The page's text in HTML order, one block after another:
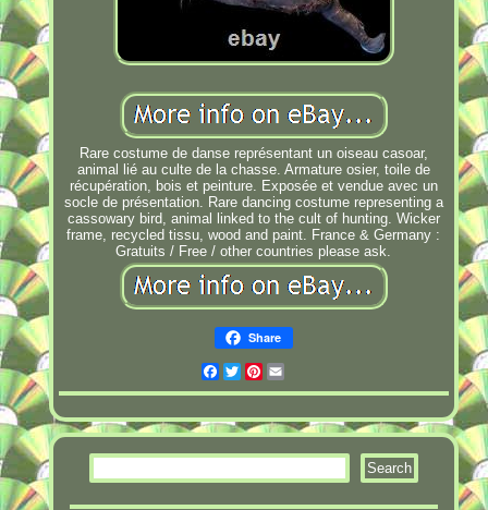
Rare costume de danse représentant un oiseau casoar,
animal lié au culte de la chasse. Armature osier, toile de
récupération, bois et peinture. Exposée et vendue avec un
socle de présentation. Rare dancing costume representing a
cassowary bird, animal linked to the cult of hunting. Wicker
frame, recycled tissu, wood and paint. France & Germany :
Gratuits / Free / other countries please ask.
Share
Facebook
TwitterPinterest